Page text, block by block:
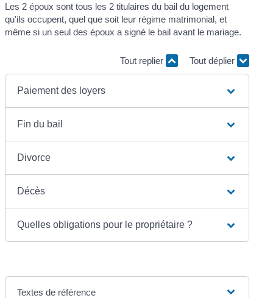
Les 2 époux sont tous les 2 titulaires du bail du logement
qu'ils occupent, quel que soit leur régime matrimonial, et
même si un seul des époux a signé le bail avant le mariage.
Tout replier Tout déplier
Paiement des loyers
Fin du bail
Divorce
Décès
Quelles obligations pour le propriétaire ?
Textes de référence